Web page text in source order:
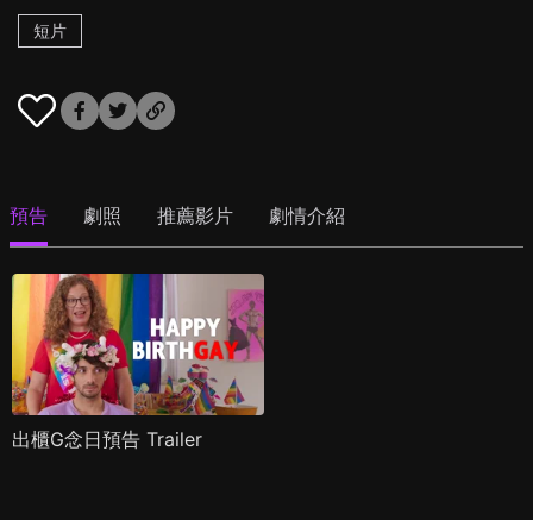
短片
預告 劇照 推薦影片 劇情介紹
出櫃G念日預告 Trailer